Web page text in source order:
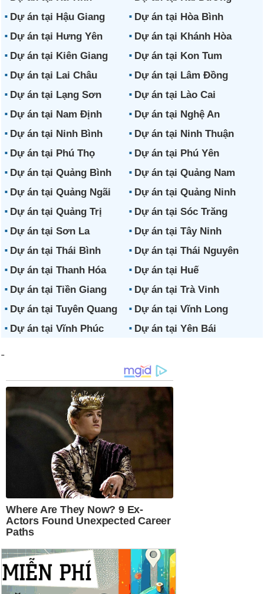
Dự án tại Hậu Giang
Dự án tại Hòa Bình
Dự án tại Hưng Yên
Dự án tại Khánh Hòa
Dự án tại Kiên Giang
Dự án tại Kon Tum
Dự án tại Lai Châu
Dự án tại Lâm Đồng
Dự án tại Lạng Sơn
Dự án tại Lào Cai
Dự án tại Nam Định
Dự án tại Nghệ An
Dự án tại Ninh Bình
Dự án tại Ninh Thuận
Dự án tại Phú Thọ
Dự án tại Phú Yên
Dự án tại Quảng Bình
Dự án tại Quảng Nam
Dự án tại Quảng Ngãi
Dự án tại Quảng Ninh
Dự án tại Quảng Trị
Dự án tại Sóc Trăng
Dự án tại Sơn La
Dự án tại Tây Ninh
Dự án tại Thái Bình
Dự án tại Thái Nguyên
Dự án tại Thanh Hóa
Dự án tại Huế
Dự án tại Tiền Giang
Dự án tại Trà Vinh
Dự án tại Tuyên Quang
Dự án tại Vĩnh Long
Dự án tại Vĩnh Phúc
Dự án tại Yên Bái